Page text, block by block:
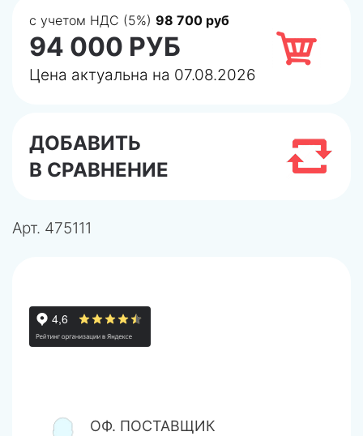
с учетом НДС (5%) 98 700 руб
94 000 РУБ
Цена актуальна на 07.08.2026
ДОБАВИТЬ
В СРАВНЕНИЕ
Арт. 475111
ОФ. ПОСТАВЩИК